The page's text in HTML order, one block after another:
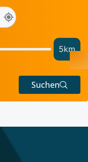
5km
Suchen